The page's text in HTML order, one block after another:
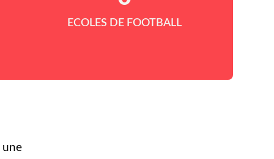
ECOLES DE FOOTBALL
une